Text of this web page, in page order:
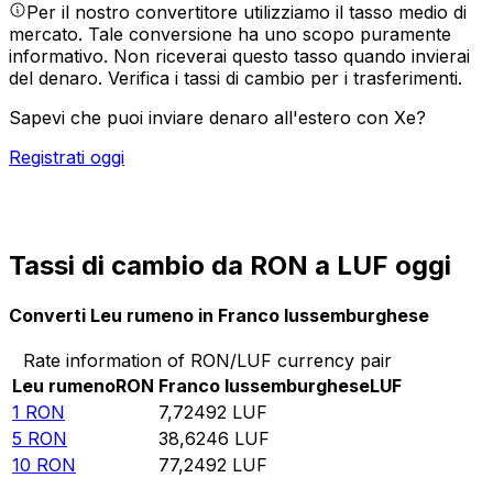
Per il nostro convertitore utilizziamo il tasso medio di
mercato. Tale conversione ha uno scopo puramente
informativo. Non riceverai questo tasso quando invierai
del denaro. Verifica i tassi di cambio per i trasferimenti.
Sapevi che puoi inviare denaro all'estero con Xe?
Registrati oggi
Tassi di cambio da RON a LUF oggi
Converti Leu rumeno in Franco lussemburghese
Rate information of RON/LUF currency pair
Leu rumenoRON Franco lussemburgheseLUF
1 RON 7,72492 LUF
5 RON 38,6246 LUF
10 RON 77,2492 LUF